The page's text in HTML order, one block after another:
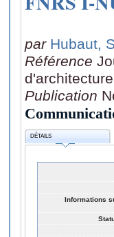
par Hubaut,
Référence
Publication
DÉTAILS
Informations